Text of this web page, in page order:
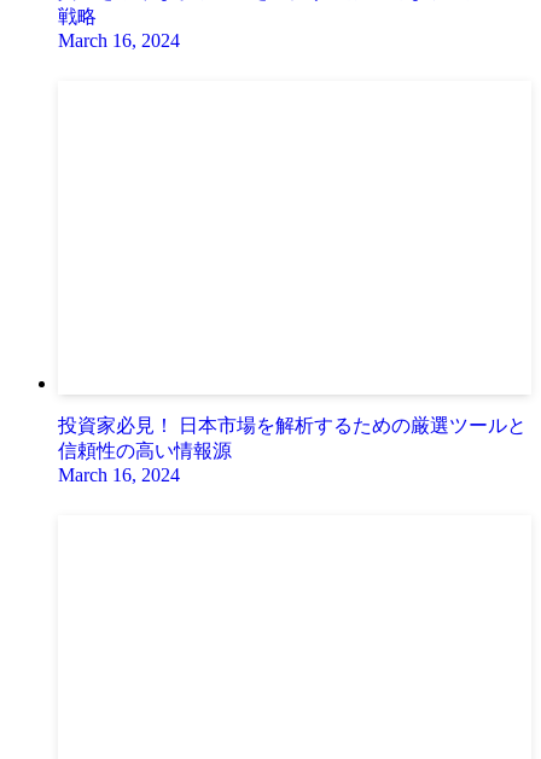
戦略
March 16, 2024
投資家必見！ 日本市場を解析するための厳選ツールと
信頼性の高い情報源
March 16, 2024